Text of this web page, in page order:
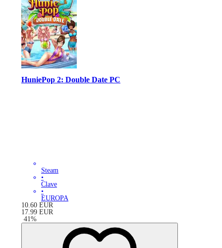
HuniePop 2: Double Date PC
Steam
•
Clave
•
EUROPA
10.60 EUR
17.99 EUR
-41%